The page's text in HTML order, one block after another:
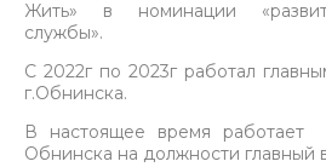
Жить» в номинации
службы».
С 2022г по 2023г работал
г.Обнинска.
В настоящее время
Обнинска на должности главный